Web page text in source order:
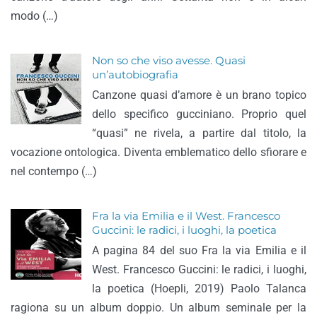
modo (…)
Non so che viso avesse. Quasi
un’autobiografia
Canzone quasi d’amore è un brano topico
dello specifico gucciniano. Proprio quel
“quasi” ne rivela, a partire dal titolo, la
vocazione ontologica. Diventa emblematico dello sfiorare e
nel contempo (…)
Fra la via Emilia e il West. Francesco
Guccini: le radici, i luoghi, la poetica
A pagina 84 del suo Fra la via Emilia e il
West. Francesco Guccini: le radici, i luoghi,
la poetica (Hoepli, 2019) Paolo Talanca
ragiona su un album doppio. Un album seminale per la